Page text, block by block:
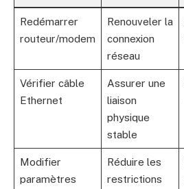
Redémarrer
routeur/modem
Renouveler la
connexion
réseau
Vérifier câble
Ethernet
Assurer une
liaison
physique
stable
Modifier
paramètres
Réduire les
restrictions